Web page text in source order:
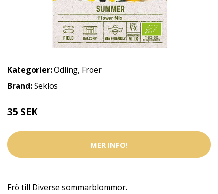
Kategorier:Odling, Fröer
Brand:Seklos
35 SEK
MER INFO!
Frö till Diverse sommarblommor.